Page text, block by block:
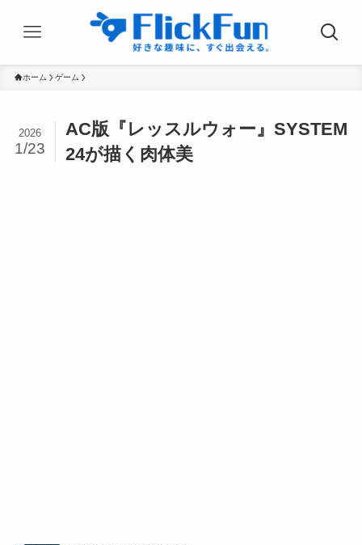
ホーム ゲーム
AC版『レッスルウォー』SYSTEM
24が描く肉体美
2026
1/23